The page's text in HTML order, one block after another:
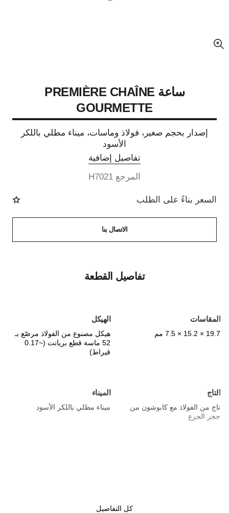
عرض مكبّر عن الصورة
ساعة PREMIÈRE CHAÎNE
GOURMETTE
إصدار بحجم صغير، فولاذ وماسات، ميناء مطلي باللكر
الأسود
تفاصيل إضافية
المرجع H7021
السعر بناءً على الطلب
الاتصال بنا
تفاصيل القطعة
المقاسات
19.7 × 15.2 × 7.5 مم
الهيكل
هيكل مصنوع من الفولاذ مرصّع بـ
52 ماسة قطع بريانت (~0.17
قيراط)
التاج
تاج من الفولاذ مع كابوشون من
حجر الجزع
الميناء
ميناء مطلي باللكر الأسود
كل التفاصيل